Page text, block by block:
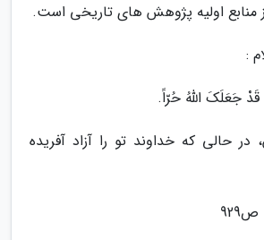
منابع اولیه پژوهش های تاریخی است.
:
جَعَلَکَ اللّهُ حُرّاً.
در حالى که خداوند تو را آزاد آفریده